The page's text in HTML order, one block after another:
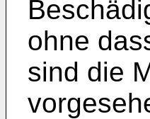
ohne
sind die